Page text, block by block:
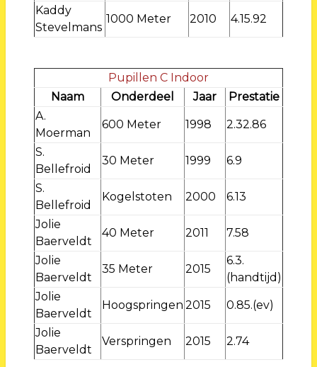
Kaddy
Stevelmans
1000 Meter 2010 4.15.92
Pupillen C Indoor
Naam
Onderdeel Jaar
Prestatie
A.
Moerman
600 Meter 1998 2.32.86
S.
Bellefroid
30 Meter 1999 6.9
S.
Bellefroid
Kogelstoten 2000 6.13
Jolie
Baerveldt
40 Meter 2011 7.58
Jolie
Baerveldt
35 Meter 2015
6.3.
(handtijd)
Jolie
Baerveldt
Hoogspringen 2015 0.85.(ev)
Jolie
Baerveldt
Verspringen 2015 2.74